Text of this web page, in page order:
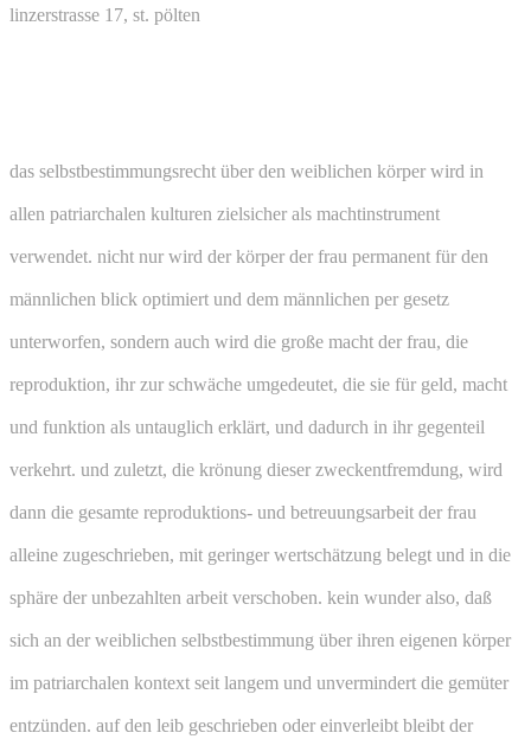
linzerstrasse 17, st. pölten
das selbstbestimmungsrecht über den weiblichen körper wird in
allen patriarchalen kulturen zielsicher als machtinstrument
verwendet. nicht nur wird der körper der frau permanent für den
männlichen blick optimiert und dem männlichen per gesetz
unterworfen, sondern auch wird die große macht der frau, die
reproduktion, ihr zur schwäche umgedeutet, die sie für geld, macht
und funktion als untauglich erklärt, und dadurch in ihr gegenteil
verkehrt. und zuletzt, die krönung dieser zweckentfremdung, wird
dann die gesamte reproduktions- und betreuungsarbeit der frau
alleine zugeschrieben, mit geringer wertschätzung belegt und in die
sphäre der unbezahlten arbeit verschoben. kein wunder also, daß
sich an der weiblichen selbstbestimmung über ihren eigenen körper
im patriarchalen kontext seit langem und unvermindert die gemüter
entzünden. auf den leib geschrieben oder einverleibt bleibt der